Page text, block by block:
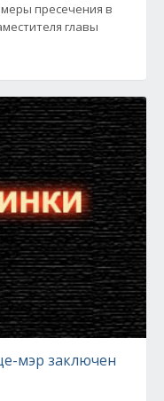
пресечения в
главы
мэр заключен